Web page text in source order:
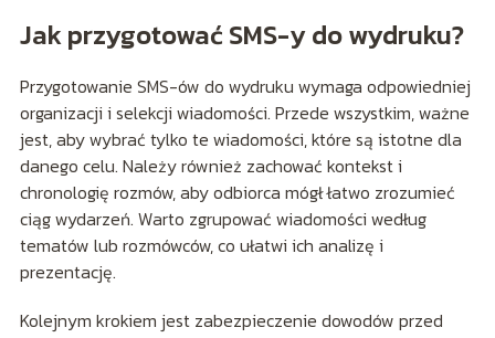
Jak przygotować SMS-y do wydruku?
Przygotowanie SMS-ów do wydruku wymaga odpowiedniej
organizacji i selekcji wiadomości. Przede wszystkim, ważne
jest, aby wybrać tylko te wiadomości, które są istotne dla
danego celu. Należy również zachować kontekst i
chronologię rozmów, aby odbiorca mógł łatwo zrozumieć
ciąg wydarzeń. Warto zgrupować wiadomości według
tematów lub rozmówców, co ułatwi ich analizę i
prezentację.
Kolejnym krokiem jest zabezpieczenie dowodów przed